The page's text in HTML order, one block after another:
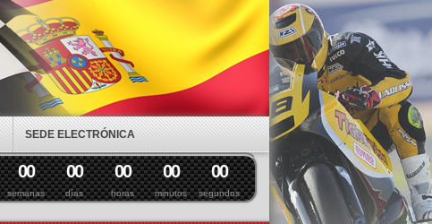
SEDE ELECTRÓNICA
semanas
00
días
00
horas
00
minutos
00
segundos
00